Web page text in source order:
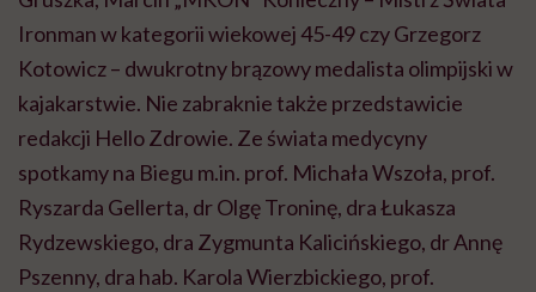
Ironman w kategorii wiekowej 45-49 czy Grzegorz
Kotowicz – dwukrotny brązowy medalista olimpijski w
kajakarstwie. Nie zabraknie także przedstawicie
redakcji Hello Zdrowie. Ze świata medycyny
spotkamy na Biegu m.in. prof. Michała Wszoła, prof.
Ryszarda Gellerta, dr Olgę Troninę, dra Łukasza
Rydzewskiego, dra Zygmunta Kalicińskiego, dr Annę
Pszenny, dra hab. Karola Wierzbickiego, prof.